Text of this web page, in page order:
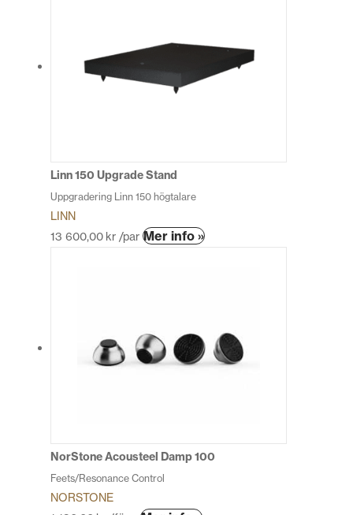
Linn 150 Upgrade Stand
Uppgradering Linn 150 högtalare
LINN
13 600,00 kr /par Mer info »Den
De
olika
produktsidan
NorStone Acousteel Damp 100
Feets/Resonance Control
NORSTONE